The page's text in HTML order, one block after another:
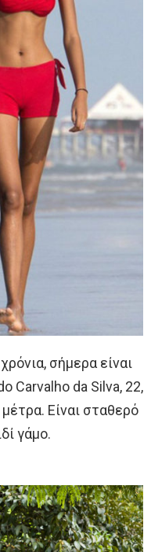
σήμερα είναι
Carvalho da Silva, 22,
Είναι σταθερό
γάμο.